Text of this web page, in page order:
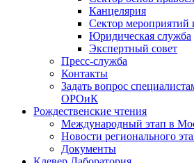
Канцелярия
Сектор мероприятий
Юридическая служба
Экспертный совет
Пресс-служба
Контакты
Задать вопрос
ОРОиК
Рождественские чтения
Международный этап в
Новости регионального
Документы